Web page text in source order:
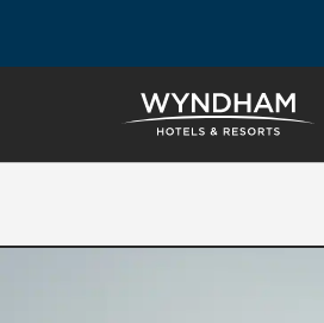
os Pacotes de Viagem Wyndham.